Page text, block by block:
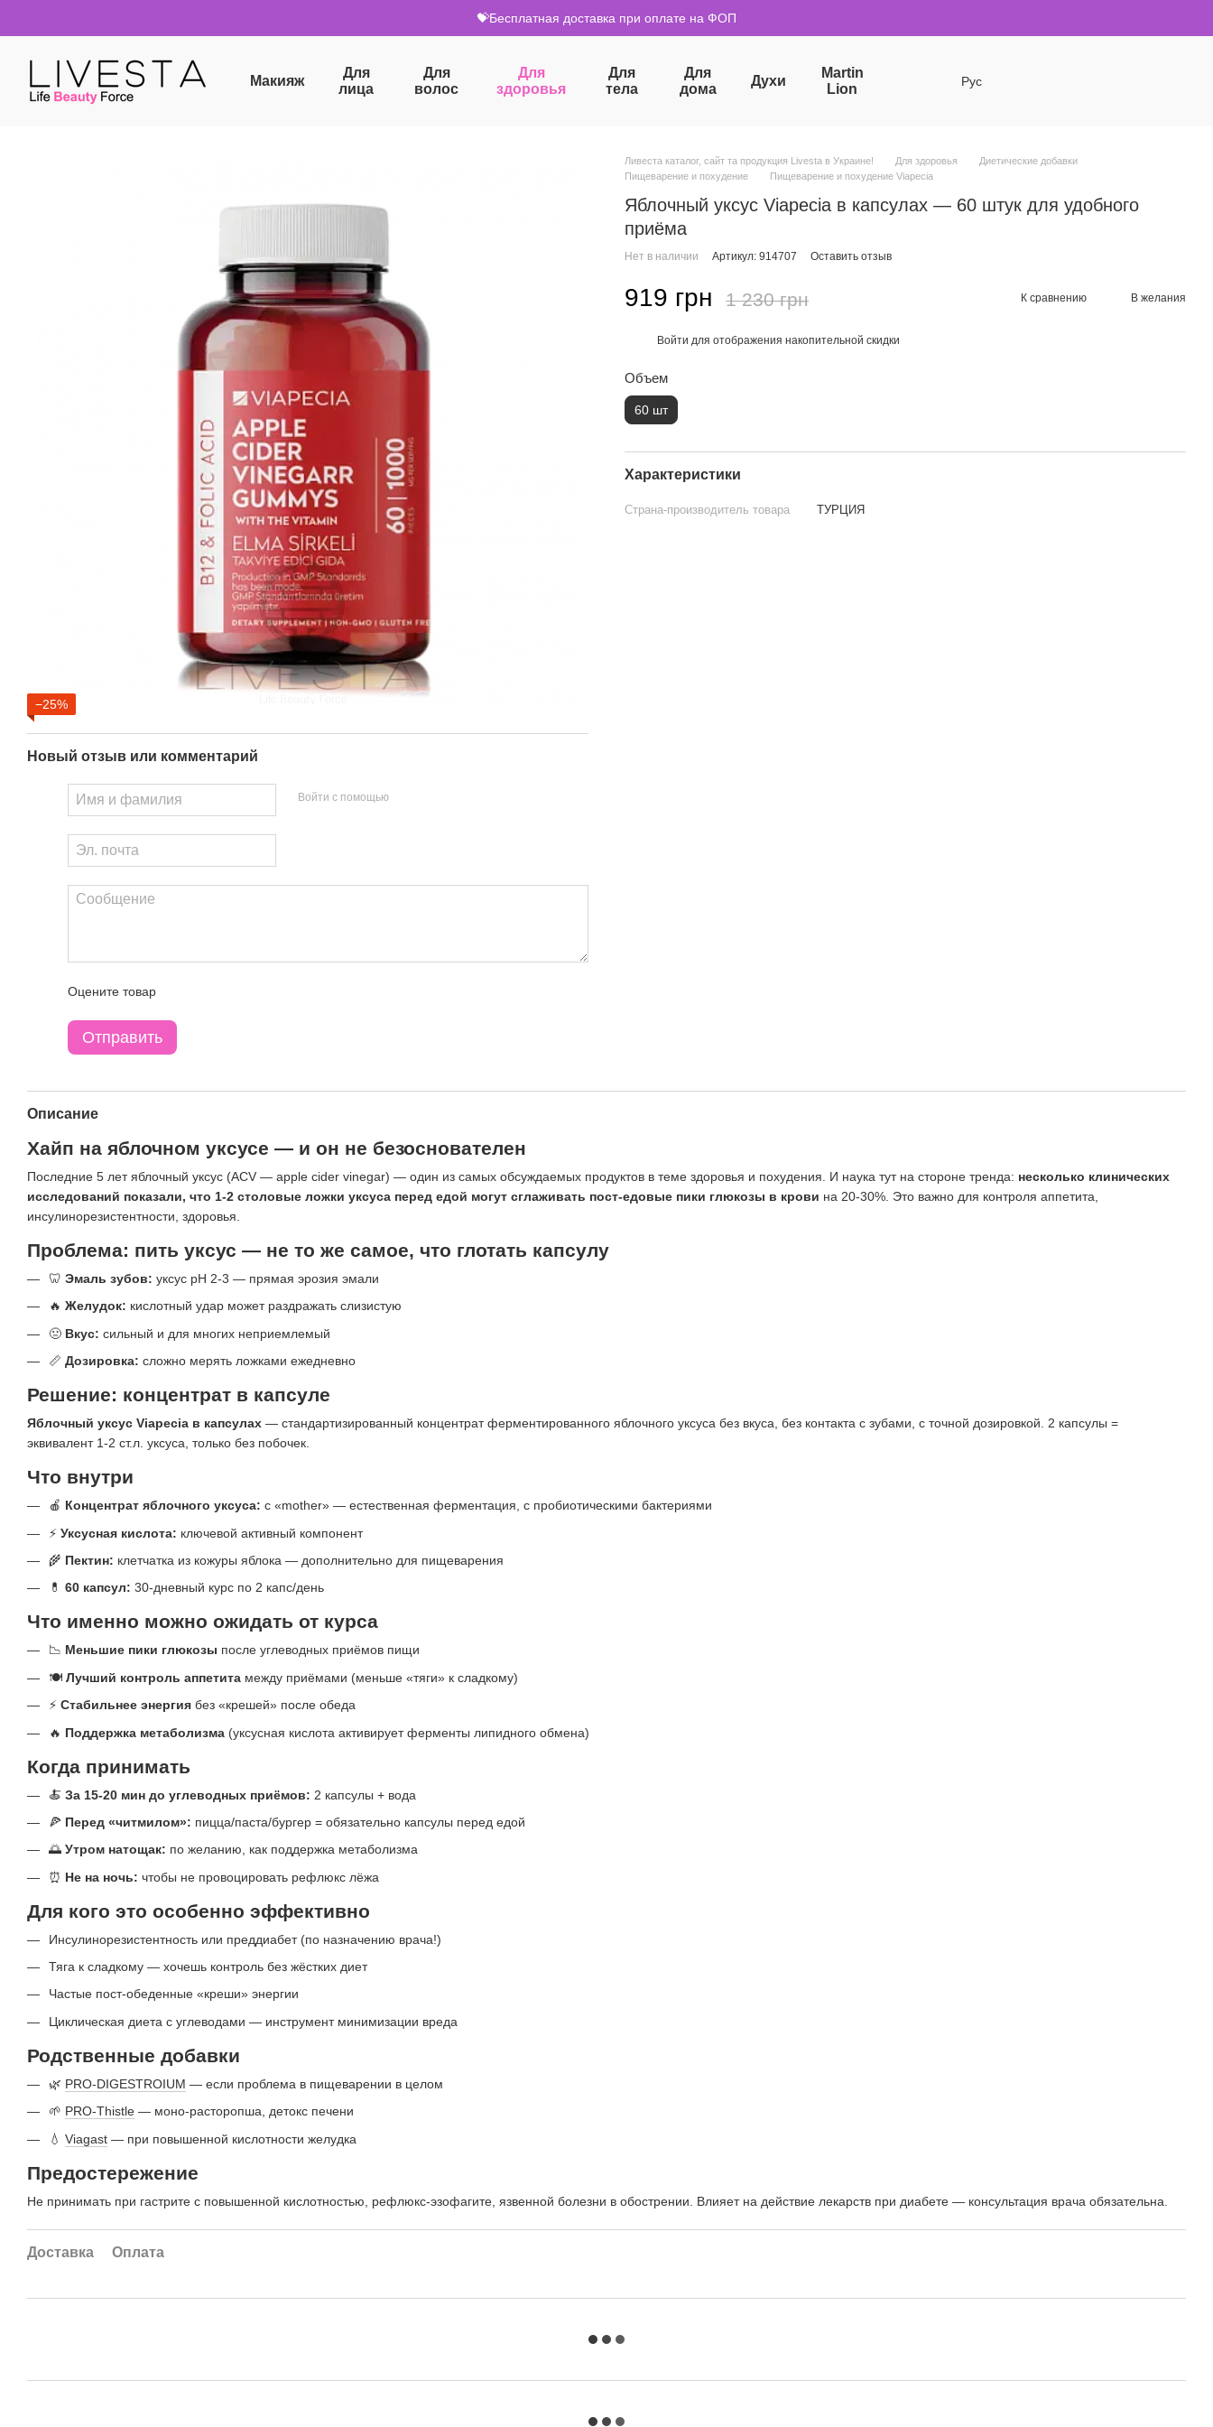
💝Бесплатная доставка при оплате на ФОП
Макияж
Для
лица
Для
волос
Для
здоровья
Для
тела
Для
дома
Духи
Martin
Lion
Рус
−25%
Новый отзыв или комментарий
Войти с помощью
Оцените товар
Отправить
Ливеста каталог, сайт та продукция Livesta в Украине! Для здоровья
Диетические добавки
Пищеварение и похудение
Пищеварение и похудение Viapecia
Яблочный уксус Viapecia в капсулах — 60 штук для удобного
приёма
Нет в наличии Артикул: 914707 Оставить отзыв
919 грн 1 230 грн К сравнению В желания
Войти для отображения накопительной скидки
Объем
60 шт
Характеристики
Страна-производитель товара ТУРЦИЯ
Описание
Хайп на яблочном уксусе — и он не безоснователен
Последние 5 лет яблочный уксус (ACV — apple cider vinegar) — один из самых обсуждаемых продуктов в теме здоровья и похудения. И наука тут на стороне тренда: несколько клинических
исследований показали, что 1-2 столовые ложки уксуса перед едой могут сглаживать пост-едовые пики глюкозы в крови на 20-30%. Это важно для контроля аппетита,
инсулинорезистентности, здоровья.
Проблема: пить уксус — не то же самое, что глотать капсулу
🦷 Эмаль зубов: уксус pH 2-3 — прямая эрозия эмали
🔥 Желудок: кислотный удар может раздражать слизистую
🤢 Вкус: сильный и для многих неприемлемый
📏 Дозировка: сложно мерять ложками ежедневно
Решение: концентрат в капсуле
Яблочный уксус Viapecia в капсулах — стандартизированный концентрат ферментированного яблочного уксуса без вкуса, без контакта с зубами, с точной дозировкой. 2 капсулы =
эквивалент 1-2 ст.л. уксуса, только без побочек.
Что внутри
🍎 Концентрат яблочного уксуса: с «mother» — естественная ферментация, с пробиотическими бактериями
⚡ Уксусная кислота: ключевой активный компонент
🌾 Пектин: клетчатка из кожуры яблока — дополнительно для пищеварения
💊 60 капсул: 30-дневный курс по 2 капс/день
Что именно можно ожидать от курса
📉 Меньшие пики глюкозы после углеводных приёмов пищи
🍽️ Лучший контроль аппетита между приёмами (меньше «тяги» к сладкому)
⚡ Стабильнее энергия без «крешей» после обеда
🔥 Поддержка метаболизма (уксусная кислота активирует ферменты липидного обмена)
Когда принимать
🍝 За 15-20 мин до углеводных приёмов: 2 капсулы + вода
🍕 Перед «читмилом»: пицца/паста/бургер = обязательно капсулы перед едой
🌅 Утром натощак: по желанию, как поддержка метаболизма
⏰ Не на ночь: чтобы не провоцировать рефлюкс лёжа
Для кого это особенно эффективно
Инсулинорезистентность или преддиабет (по назначению врача!)
Тяга к сладкому — хочешь контроль без жёстких диет
Частые пост-обеденные «креши» энергии
Циклическая диета с углеводами — инструмент минимизации вреда
Родственные добавки
🌿 PRO-DIGESTROIUM — если проблема в пищеварении в целом
🌱 PRO-Thistle — моно-расторопша, детокс печени
💧 Viagast — при повышенной кислотности желудка
Предостережение
Не принимать при гастрите с повышенной кислотностью, рефлюкс-эзофагите, язвенной болезни в обострении. Влияет на действие лекарств при диабете — консультация врача обязательна.
Доставка Оплата